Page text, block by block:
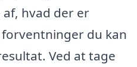
hvad der er
du kan
Ved at tage